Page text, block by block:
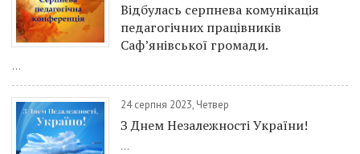
Відбулась серпнева комунікація
педагогічних працівників
Саф’янівської громади.
...
24 серпня 2023, Четвер
З Днем Незалежності України!
...